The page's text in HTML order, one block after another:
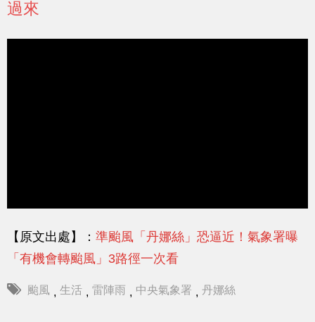
過來
【原文出處】： 準颱風「丹娜絲」恐逼近！氣象署曝
「有機會轉颱風」3路徑一次看
颱風 生活 雷陣雨 中央氣象署 丹娜絲